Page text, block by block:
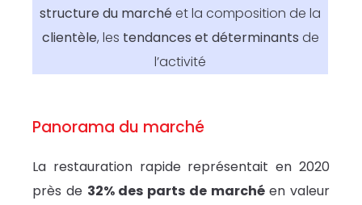
structure du marché et la composition de la
clientèle, les tendances et déterminants de
l’activité
Panorama du marché
La restauration rapide représentait en 2020
près de 32% des parts de marchéen valeur